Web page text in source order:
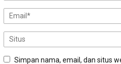
Simpan nama, email, dan situs